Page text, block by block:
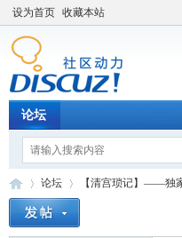
设为首页 收藏本站
论坛
论坛 【清宫琐记】——独